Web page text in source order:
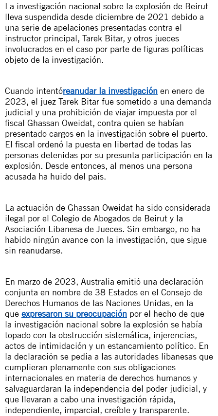
La investigación nacional sobre la explosión de Beirut
lleva suspendida desde diciembre de 2021 debido a
una serie de apelaciones presentadas contra el
instructor principal, Tarek Bitar, y otros jueces
involucrados en el caso por parte de figuras políticas
objeto de la investigación.
Cuando intentóreanudar la investigación en enero de
2023, el juez Tarek Bitar fue sometido a una demanda
judicial y una prohibición de viajar impuesta por el
fiscal Ghassan Oweidat, contra quien se habían
presentado cargos en la investigación sobre el puerto.
El fiscal ordenó la puesta en libertad de todas las
personas detenidas por su presunta participación en la
explosión. Desde entonces, al menos una persona
acusada ha huido del país.
La actuación de Ghassan Oweidat ha sido considerada
ilegal por el Colegio de Abogados de Beirut y la
Asociación Libanesa de Jueces. Sin embargo, no ha
habido ningún avance con la investigación, que sigue
sin reanudarse.
En marzo de 2023, Australia emitió una declaración
conjunta en nombre de 38 Estados en el Consejo de
Derechos Humanos de las Naciones Unidas, en la
que expresaron su preocupación por el hecho de que
la investigación nacional sobre la explosión se había
topado con la obstrucción sistemática, injerencias,
actos de intimidación y un estancamiento político. En
la declaración se pedía a las autoridades libanesas que
cumplieran plenamente con sus obligaciones
internacionales en materia de derechos humanos y
salvaguardaran la independencia del poder judicial, y
que llevaran a cabo una investigación rápida,
independiente, imparcial, creíble y transparente.